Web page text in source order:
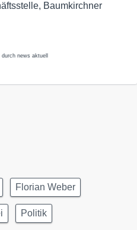
Baumkirchner
news aktuell
Florian Weber
Politik